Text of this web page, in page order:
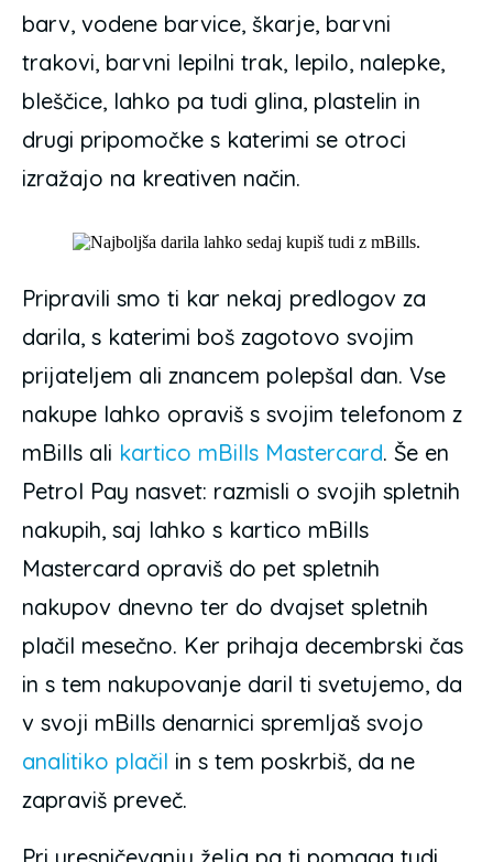
barv, vodene barvice, škarje, barvni
trakovi, barvni lepilni trak, lepilo, nalepke,
bleščice, lahko pa tudi glina, plastelin in
drugi pripomočke s katerimi se otroci
izražajo na kreativen način.
Pripravili smo ti kar nekaj predlogov za
darila, s katerimi boš zagotovo svojim
prijateljem ali znancem polepšal dan. Vse
nakupe lahko opraviš s svojim telefonom z
mBills ali kartico mBills Mastercard. Še en
Petrol Pay nasvet: razmisli o svojih spletnih
nakupih, saj lahko s kartico mBills
Mastercard opraviš do pet spletnih
nakupov dnevno ter do dvajset spletnih
plačil mesečno. Ker prihaja decembrski čas
in s tem nakupovanje daril ti svetujemo, da
v svoji mBills denarnici spremljaš svojo
analitiko plačil in s tem poskrbiš, da ne
zapraviš preveč.